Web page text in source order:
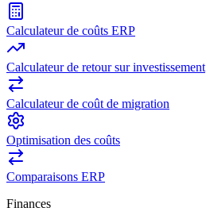
Calculateur de coûts ERP
Calculateur de retour sur investissement
Calculateur de coût de migration
Optimisation des coûts
Comparaisons ERP
Finances